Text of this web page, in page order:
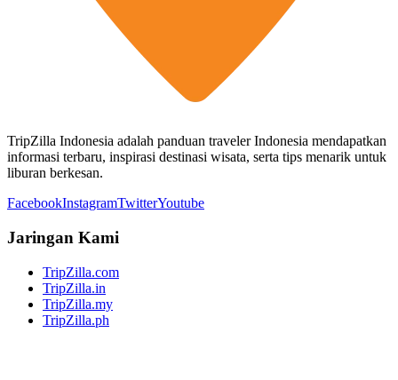
TripZilla Indonesia adalah panduan traveler Indonesia mendapatkan
informasi terbaru, inspirasi destinasi wisata, serta tips menarik untuk
liburan berkesan.
FacebookInstagramTwitterYoutube
Jaringan Kami
TripZilla.com
TripZilla.in
TripZilla.my
TripZilla.ph